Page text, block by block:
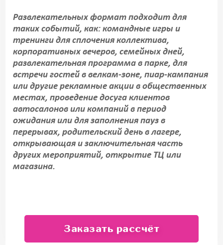
Развлекательных формат подходит для
таких событий, как: командные игры и
тренинги для сплочения коллектива,
корпоративных вечеров, семейных дней,
развлекательная программа в парке, для
встречи гостей в велкам-зоне, пиар-кампания
или другие рекламные акции в общественных
местах, проведение досуга клиентов
автосалонов или компаний в период
ожидания или для заполнения пауз в
перерывах, родительский день в лагере,
открывающая и заключительная часть
других мероприятий, открытие ТЦ или
магазина.
Заказать рассчёт